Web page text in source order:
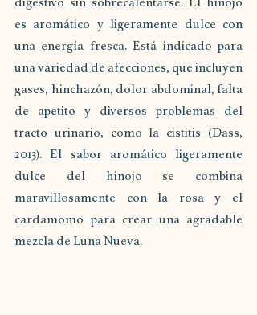
es aromático y ligeramente dulce con
una energía fresca. Está indicado para
una variedad de afecciones, que incluyen
gases, hinchazón, dolor abdominal, falta
de apetito y diversos problemas del
tracto urinario, como la cistitis (Dass,
2013). El sabor aromático ligeramente
dulce del hinojo se combina
maravillosamente con la rosa y el
cardamomo para crear una agradable
mezcla de Luna Nueva.